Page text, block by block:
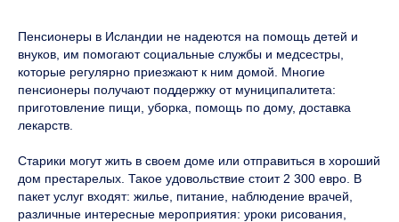
Пенсионеры в Исландии не надеются на помощь детей и
внуков, им помогают социальные службы и медсестры,
которые регулярно приезжают к ним домой. Многие
пенсионеры получают поддержку от муниципалитета:
приготовление пищи, уборка, помощь по дому, доставка
лекарств.
Старики могут жить в своем доме или отправиться в хороший
дом престарелых. Такое удовольствие стоит 2 300 евро. В
пакет услуг входят: жилье, питание, наблюдение врачей,
различные интересные мероприятия: уроки рисования,